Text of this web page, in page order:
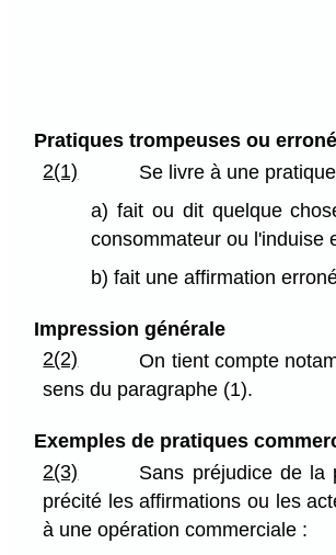
Pratiques trompeuses ou
2(1)
Se livre à une
a) fait ou dit quelque
consommateur ou l'induise
b) fait une affirmation
Impression générale
2(2)
On tient compte
sens du paragraphe (1).
Exemples de pratiques
2(3)
Sans préjudice de la
précité les affirmations ou les
à une opération commerciale :